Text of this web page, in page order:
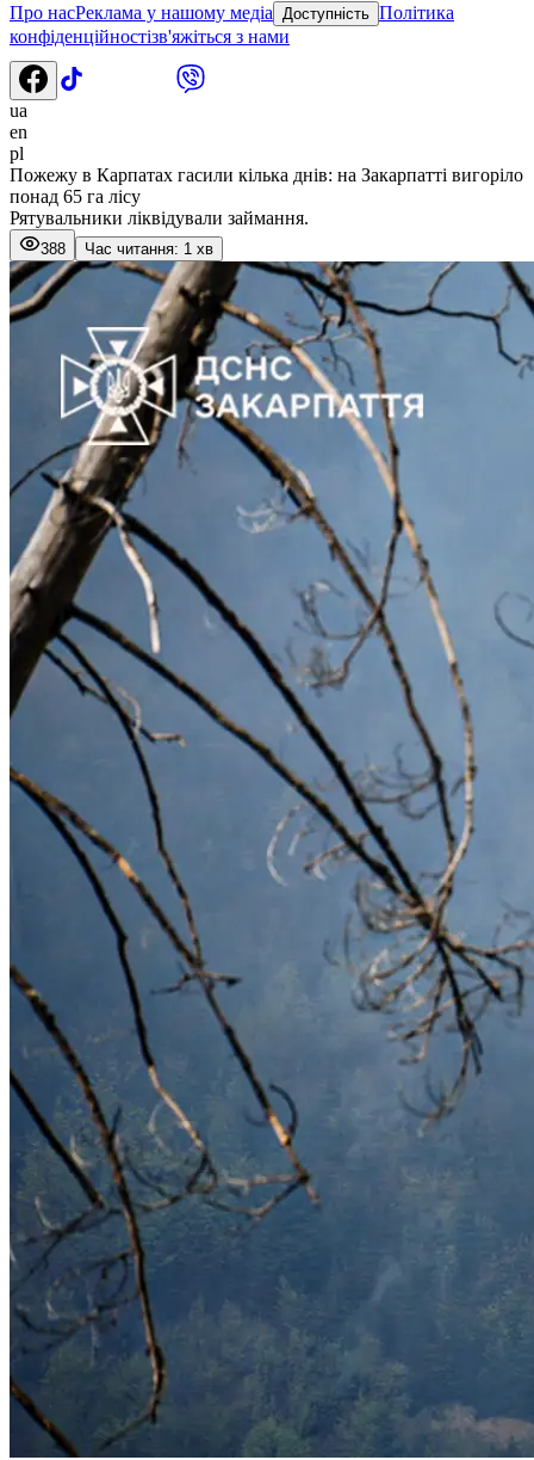
Про насРеклама у нашому медіа Доступність Політика
конфіденційностізв'яжіться з нами
ua
en
pl
Пожежу в Карпатах гасили кілька днів: на Закарпатті вигоріло
понад 65 га лісу
Рятувальники ліквідували займання.
388 Час читання: 1 хв